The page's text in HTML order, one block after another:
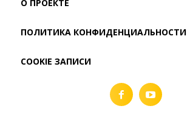
О ПРОЕКТЕ
ПОЛИТИКА КОНФИДЕНЦИАЛЬНОСТИ
COOKIE ЗАПИСИ